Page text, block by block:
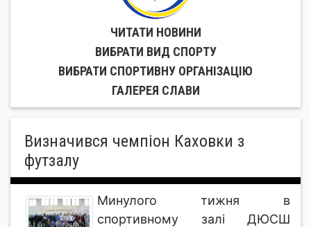
ЧИТАТИ НОВИНИ
ВИБРАТИ ВИД СПОРТУ
ВИБРАТИ СПОРТИВНУ ОРГАНIЗАЦIЮ
ГАЛЕРЕЯ СЛАВИ
Визначився чемпіон Каховки з
футзалу
Минулого тижня в
спортивному залі ДЮСШ